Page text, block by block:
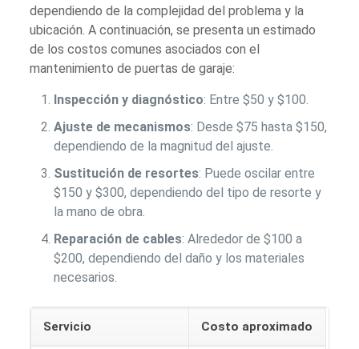
dependiendo de la complejidad del problema y la
ubicación. A continuación, se presenta un estimado
de los costos comunes asociados con el
mantenimiento de puertas de garaje:
Inspección y diagnóstico: Entre $50 y $100.
Ajuste de mecanismos: Desde $75 hasta $150,
dependiendo de la magnitud del ajuste.
Sustitución de resortes: Puede oscilar entre
$150 y $300, dependiendo del tipo de resorte y
la mano de obra.
Reparación de cables: Alrededor de $100 a
$200, dependiendo del daño y los materiales
necesarios.
Servicio Costo aproximado